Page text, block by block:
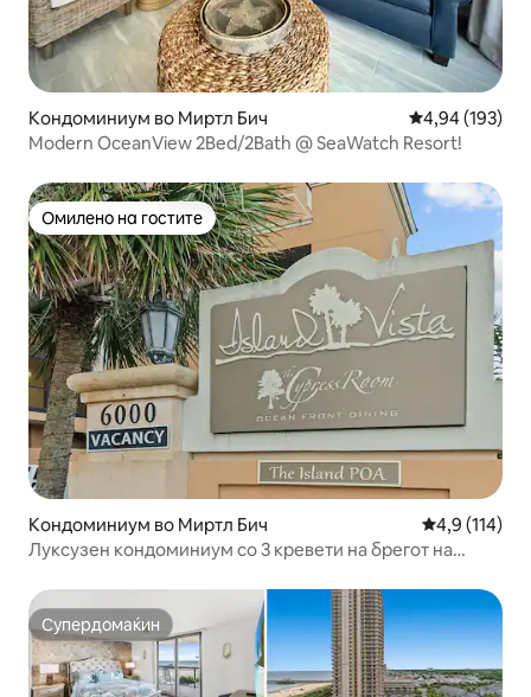
Кондоминиум во Миртл Бич Просечна
4,94 (193)
Modern OceanView 2Bed/2Bath @ SeaWatch Resort!
Омилено на гостите
Омилено на гостите
Кондоминиум во Миртл Бич Просечна
4,9 (114)
Луксузен кондоминиум со 3 кревети на брегот на
Супердомаќин
Супердомаќин